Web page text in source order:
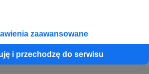
zaawansowane
i przechodzę do serwisu
wszystkich Twoich praw wynikających
o ochronie danych, tj. prawo dostępu,
usunięcia Twoich danych, ograniczenia ich
Wyślij zgłoszenie